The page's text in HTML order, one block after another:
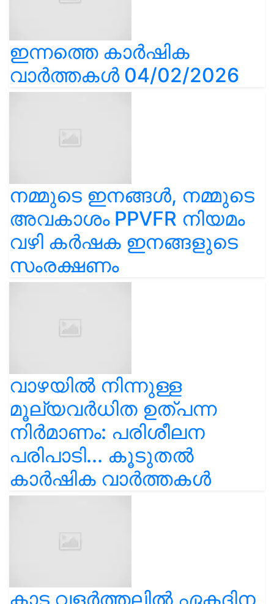
ഇന്നത്തെ കാർഷിക
വാർത്തകൾ 04/02/2026
നമ്മുടെ ഇനങ്ങൾ, നമ്മുടെ
അവകാശം PPVFR നിയമം
വഴി കർഷക ഇനങ്ങളുടെ
സംരക്ഷണം
വാഴയിൽ നിന്നുള്ള
മൂല്യവർധിത ഉത്പന്ന
നിർമാണം: പരിശീലന
പരിപാടി... കൂടുതൽ
കാർഷിക വാർത്തകൾ
കാട വളര്‍ത്തലിൽ ഏകദിന